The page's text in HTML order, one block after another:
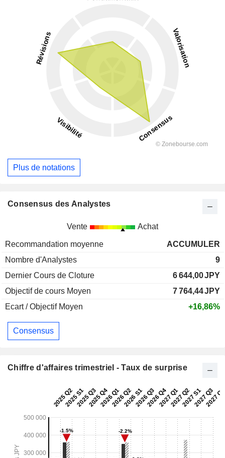
Plus de notations
Consensus des Analystes
Vente Achat
Recommandation moyenne
ACCUMULER
Nombre d'Analystes
9
Dernier Cours de Cloture
6 644,00JPY
Objectif de cours Moyen
7 764,44JPY
Ecart / Objectif Moyen
+16,86%
Consensus
Chiffre d'affaires trimestriel - Taux de surprise